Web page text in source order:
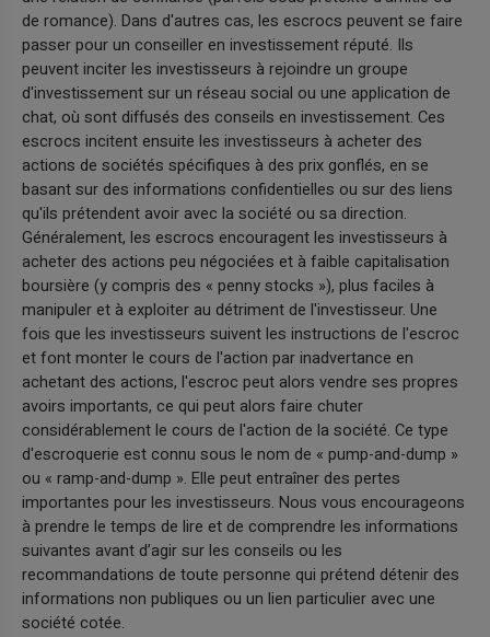
de romance). Dans d'autres cas, les escrocs peuvent se faire
passer pour un conseiller en investissement réputé. Ils
peuvent inciter les investisseurs à rejoindre un groupe
d'investissement sur un réseau social ou une application de
chat, où sont diffusés des conseils en investissement. Ces
escrocs incitent ensuite les investisseurs à acheter des
actions de sociétés spécifiques à des prix gonflés, en se
basant sur des informations confidentielles ou sur des liens
qu'ils prétendent avoir avec la société ou sa direction.
Généralement, les escrocs encouragent les investisseurs à
acheter des actions peu négociées et à faible capitalisation
boursière (y compris des « penny stocks »), plus faciles à
manipuler et à exploiter au détriment de l'investisseur. Une
fois que les investisseurs suivent les instructions de l'escroc
et font monter le cours de l'action par inadvertance en
achetant des actions, l'escroc peut alors vendre ses propres
avoirs importants, ce qui peut alors faire chuter
considérablement le cours de l'action de la société. Ce type
d'escroquerie est connu sous le nom de « pump-and-dump »
ou « ramp-and-dump ». Elle peut entraîner des pertes
importantes pour les investisseurs. Nous vous encourageons
à prendre le temps de lire et de comprendre les informations
suivantes avant d’agir sur les conseils ou les
recommandations de toute personne qui prétend détenir des
informations non publiques ou un lien particulier avec une
société cotée.